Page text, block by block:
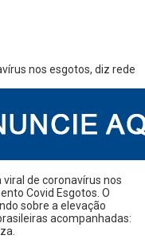
de coronavírus nos
Covid Esgotos. O
sobre a elevação
acompanhadas: